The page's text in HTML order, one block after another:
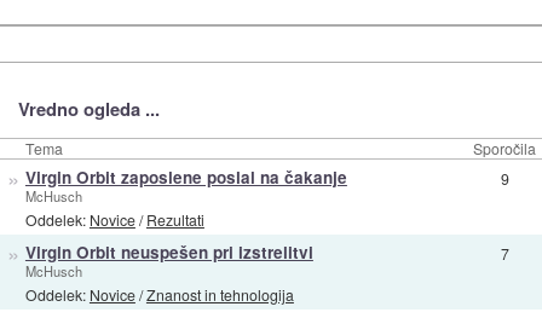
Vredno ogleda ...
Tema Sporočila
» Virgin Orbit zaposlene poslal na čakanje
McHusch
Oddelek: Novice/Rezultati
9
» Virgin Orbit neuspešen pri izstrelitvi
McHusch
Oddelek: Novice/Znanost in tehnologija
7